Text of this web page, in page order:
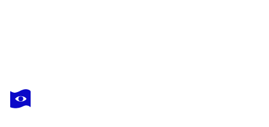
GIANCARLO SINISCALCHI
THE WALL